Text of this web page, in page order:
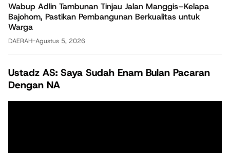
Wabup Adlin Tambunan Tinjau Jalan Manggis–Kelapa
Bajohom, Pastikan Pembangunan Berkualitas untuk
Warga
DAERAH-Agustus 5, 2026
Ustadz AS: Saya Sudah Enam Bulan Pacaran
Dengan NA